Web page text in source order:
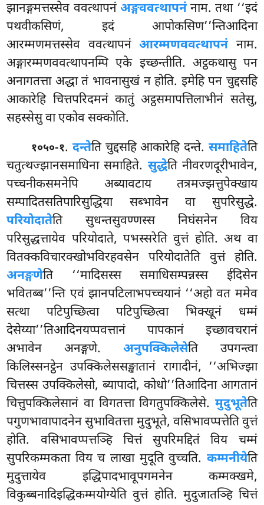
झानङ्गमत्तस्सेव ववत्थापनं अङ्गववत्थापनंनाम. तथा ‘‘इदं
पथवीकसिणं, इदं आपोकसिण’’न्तिआदिना
आरम्मणमत्तस्सेव ववत्थापनंआरम्मणववत्थापनंनाम.
अङ्गारम्मणववत्थापनम्पि एके इच्छन्तीति. अट्ठकथासु पन
अनागतत्ता अद्धा तं भावनासुखं न होति. इमेहि पन चुद्दसहि
आकारेहि चित्तपरिदमनं कातुं अट्ठसमापत्तिलाभीनं सतेसु,
सहस्सेसु वा एकोव सक्कोति.
१०५०-१. दन्तेति चुद्दसहि आकारेहि दन्ते. समाहितेति
चतुत्थज्झानसमाधिना समाहिते. सुद्धेति नीवरणदूरीभावेन,
पच्चनीकसमनेपि अब्यावटाय तत्रमज्झत्तुपेक्खाय
सम्पादितसतिपारिसुद्धिया सब्भावेन वा सुपरिसुद्धे.
परियोदातेति सुधन्तसुवण्णस्स निघंसनेन विय
परिसुद्धत्तायेव परियोदाते, पभस्सरेति वुत्तं होति. अथ वा
वितक्कविचारक्खोभविरहवसेन परियोदातेति वुत्तं होति.
अनङ्गणेति ‘‘मादिसस्स समाधिसम्पन्नस्स ईदिसेन
भवितब्ब’’न्ति एवं झानपटिलाभपच्चयानं ‘‘अहो वत ममेव
सत्था पटिपुच्छित्वा पटिपुच्छित्वा भिक्खूनं धम्मं
देसेय्या’’तिआदिनयप्पवत्तानं पापकानं इच्छावचरानं
अभावेन अनङ्गणे. अनुपक्किलेसेति उपगन्त्वा
किलिस्सनट्ठेन उपक्किलेससङ्खातानं रागादीनं, ‘‘अभिज्झा
चित्तस्स उपक्किलेसो, ब्यापादो, कोधो’’तिआदिना आगतानं
चित्तुपक्किलेसानं वा विगतत्ता विगतुपक्किलेसे. मुदुभूतेति
पगुणभावापादनेनसुभावितत्ता मुदुभूते, वसिभावप्पत्तेति वुत्तं
होति. वसिभावप्पत्तञ्हि चित्तं सुपरिमद्दितं विय चम्मं
सुपरिकम्मकता विय च लाखा मुदूति वुच्चति. कम्मनीयेति
मुदुत्तायेव इद्धिपादभावूपगमनेन कम्मक्खमे,
विकुब्बनादिइद्धिकम्मयोग्येति वुत्तं होति. मुदुजातञ्हि चित्तं